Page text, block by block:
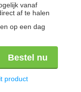
vanaf
af te halen
op een dag
Bestel nu
product